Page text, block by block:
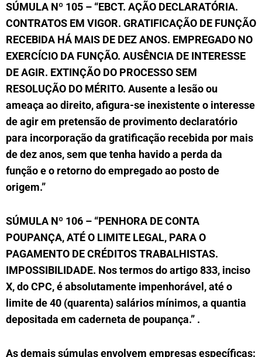
SÚMULA Nº 105 – “EBCT. AÇÃO DECLARATÓRIA.
CONTRATOS EM VIGOR. GRATIFICAÇÃO DE FUNÇÃO
RECEBIDA HÁ MAIS DE DEZ ANOS. EMPREGADO NO
EXERCÍCIO DA FUNÇÃO. AUSÊNCIA DE INTERESSE
DE AGIR. EXTINÇÃO DO PROCESSO SEM
RESOLUÇÃO DO MÉRITO. Ausente a lesão ou
ameaça ao direito, afigura-se inexistente o interesse
de agir em pretensão de provimento declaratório
para incorporação da gratificação recebida por mais
de dez anos, sem que tenha havido a perda da
função e o retorno do empregado ao posto de
origem.”
SÚMULA Nº 106 – “PENHORA DE CONTA
POUPANÇA, ATÉ O LIMITE LEGAL, PARA O
PAGAMENTO DE CRÉDITOS TRABALHISTAS.
IMPOSSIBILIDADE. Nos termos do artigo 833, inciso
X, do CPC, é absolutamente impenhorável, até o
limite de 40 (quarenta) salários mínimos, a quantia
depositada em caderneta de poupança.” .
As demais súmulas envolvem empresas específicas: